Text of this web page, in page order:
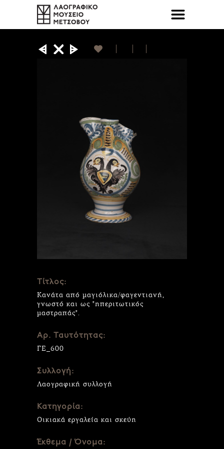
Τίτλος:
Κανάτα από μαγιόλικα/φαγεντιανή,
γνωστό και ως "ηπεριτωτικός
μαστραπάς".
Αρ. Ταυτότητας:
ΓΕ_600
Συλλογή:
Λαογραφική συλλογή
Κατηγορία:
Οικιακά εργαλεία και σκεύη
Έκθεμα / Όνομα: